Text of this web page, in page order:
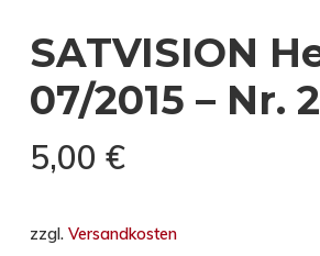
SATVISION
07/2015 – Nr.
5,00 €
zzgl. Versandkosten